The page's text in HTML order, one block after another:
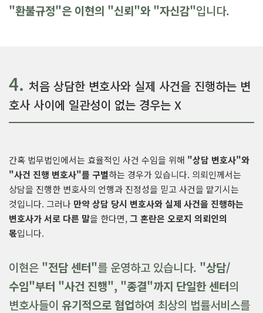
"환불규정"은 이현의 "신뢰"와 "자신감"입니다.
4. 처음 상담한 변호사와 실제 사건을 진행하는 변
호사 사이에 일관성이 없는 경우는 X
간혹 법무법인에서는 효율적인 사건 수임을 위해 "상담 변호사"와
"사건 진행 변호사"를 구별하는 경우가 있습니다. 의뢰인께서는
상담을 진행한 변호사의 언행과 진정성을 믿고 사건을 맡기시는
것입니다. 그러나 만약 상담 당시 변호사와 실제 사건을 진행하는
변호사가 서로 다른 말을 한다면,그 혼란은 오로지 의뢰인의
몫입니다.
이현은 "전담 센터"를 운영하고 있습니다. "상담/
수임"부터 "사건 진행", "종결"까지 단일한 센터의
변호사들이 유기적으로 협업하여 최상의 법률서비스를